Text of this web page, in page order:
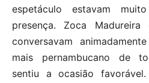
espetáculo estavam
presença. Zoca
conversavam
mais pernambucano de
sentiu a ocasião